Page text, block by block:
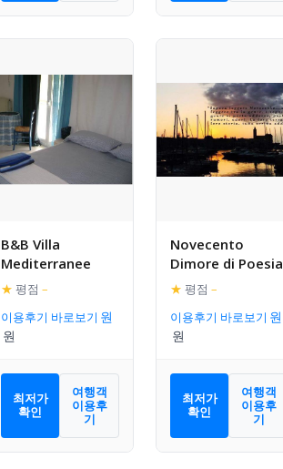
B&B Villa
Mediterranee
★ 평점 –
이용후기 바로보기
최저가
확인
여행객
이용후
기
Novecento
Dimore di Poesia
★ 평점 –
이용후기 바로보기
최저가
확인
여행객
이용후
기